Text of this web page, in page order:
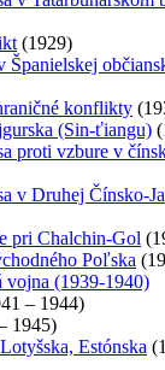
(1929)
Španielskej
konflikty
(Sin-ťiangu)
proti vzbure v
v Druhej Čínsko-
pri Chalchin-Gol
Poľska
vojna (1939-1940)
– 1944)
1945)
Estónska